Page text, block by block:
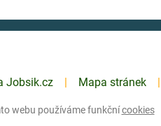
Jobsik.cz Mapa stránek
webu používáme funkčnícookies